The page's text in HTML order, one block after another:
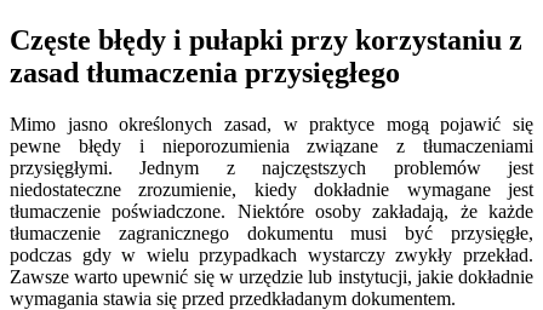
Częste błędy i pułapki przy korzystaniu z
zasad tłumaczenia przysięgłego
Mimo jasno określonych zasad, w praktyce mogą pojawić się
pewne błędy i nieporozumienia związane z tłumaczeniami
przysięgłymi. Jednym z najczęstszych problemów jest
niedostateczne zrozumienie, kiedy dokładnie wymagane jest
tłumaczenie poświadczone. Niektóre osoby zakładają, że każde
tłumaczenie zagranicznego dokumentu musi być przysięgłe,
podczas gdy w wielu przypadkach wystarczy zwykły przekład.
Zawsze warto upewnić się w urzędzie lub instytucji, jakie dokładnie
wymagania stawia się przed przedkładanym dokumentem.